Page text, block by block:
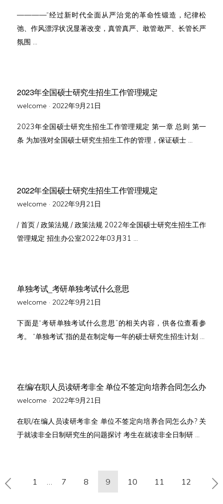
————“经过新时代全面从严治党的革命性锻造，纪律松
弛、作风漂浮状况显著改变，真管真严、敢管敢严、长管长严
氛围 …
2023年全国硕士研究生招生工作管理规定
welcome · Posted
2022年9月21日
2023年全国硕士研究生招生工作管理规定 第一章 总则 第一
条 为加强对全国硕士研究生招生工作的管理，保证硕士 …
2022年全国硕士研究生招生工作管理规定
welcome · Posted
2022年9月21日
/ 首页 / 政策法规 / 政策法规 2022年全国硕士研究生招生工作
管理规定 招生办公室2022年03月31 …
单独考试_考研单独考试什么意思
welcome · Posted
2022年9月21日
下面是“考研单独考试什么意思”的相关内容，供各位查看参
考。 “单独考试”指的是在制定每一年的硕士研究生招生计划 …
在编/在职人员读研考非全 单位不签定向培养合同怎么办
welcome · Posted
2022年9月21日
在职/在编人员读研考非全 单位不签定向培养合同怎么办? 关
于就读非全日制研究生的问题探讨 考生在就读非全日制研 …
文
章
1 7 8 9 10 11 12